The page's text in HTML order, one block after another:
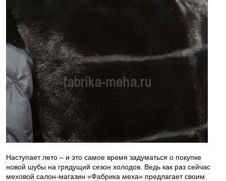
Наступает лето – и это самое время задуматься о покупке
новой шубы на грядущий сезон холодов. Ведь как раз сейчас
меховой салон-магазин «Фабрика меха» предлагает своим